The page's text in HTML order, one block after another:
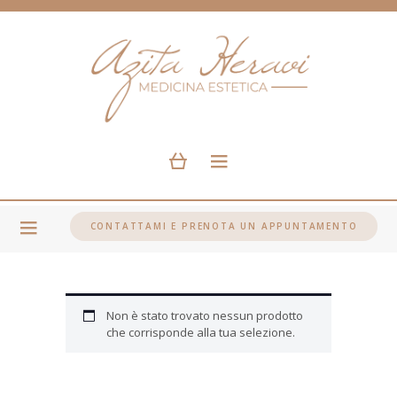
CONTATTAMI E PRENOTA UN APPUNTAMENTO
Non è stato trovato nessun prodotto
che corrisponde alla tua selezione.